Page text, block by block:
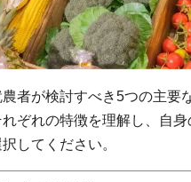
者が検討すべき5つの主要
ぞれの特徴を理解し、自
してください。